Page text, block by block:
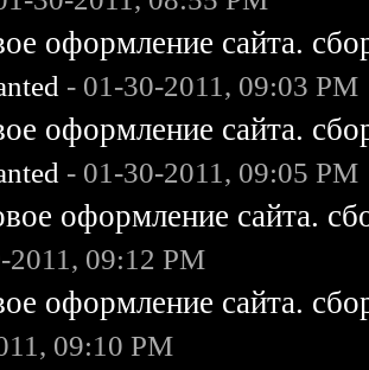
оформление сайта.
- 01-30-2011, 09:03 PM
оформление сайта.
- 01-30-2011, 09:05 PM
оформление сайта.
2011, 09:12 PM
оформление сайта.
09:10 PM